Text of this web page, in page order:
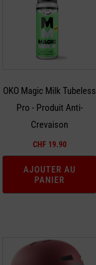
OKO Magic Milk Tubeless
Pro - Produit Anti-
Crevaison
CHF 19.90
AJOUTER AU
PANIER